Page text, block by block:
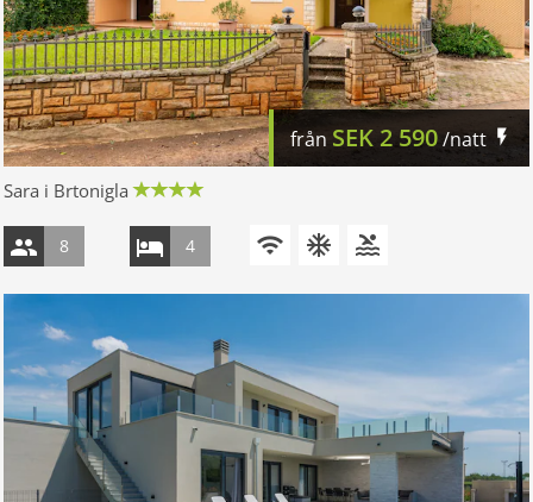
från SEK 2 590/natt
Sara i Brtonigla
8 4